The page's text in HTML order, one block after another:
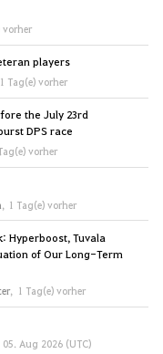
vorher
players
1 Tag(e) vorher
the July 23rd
DPS race
vorher
, 1 Tag(e) vorher
Hyperboost, Tuvala
of Our Long-Term
, 1 Tag(e) vorher
05. Aug 2026 (UTC)